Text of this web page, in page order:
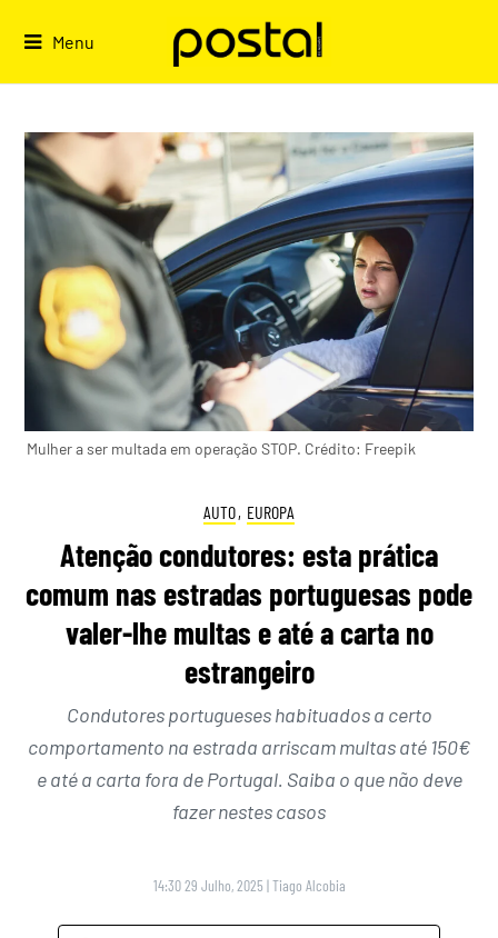
Menu
Mulher a ser multada em operação STOP. Crédito: Freepik
AUTO, EUROPA
Atenção condutores: esta prática
comum nas estradas portuguesas pode
valer-lhe multas e até a carta no
estrangeiro
Condutores portugueses habituados a certo
comportamento na estrada arriscam multas até 150€
e até a carta fora de Portugal. Saiba o que não deve
fazer nestes casos
14:30 29 Julho, 2025 |Tiago Alcobia